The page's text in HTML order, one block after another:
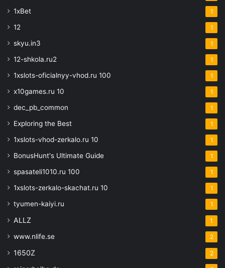
1xBet 1
12 1
skyu.in3 1
12-shkola.ru2 1
1xslots-oficialnyy-vhod.ru 100 1
x10games.ru 10 1
dec_pb_common 1
Exploring the Best 1
1xslots-vhod-zerkalo.ru 10 1
BonusHunt's Ultimate Guide 1
spasateli1010.ru 100 1
1xslots-zerkalo-skachat.ru 10 1
tyumen-kaiyi.ru 1
ALLZ 1
www.nlife.se 2
1650Z 2